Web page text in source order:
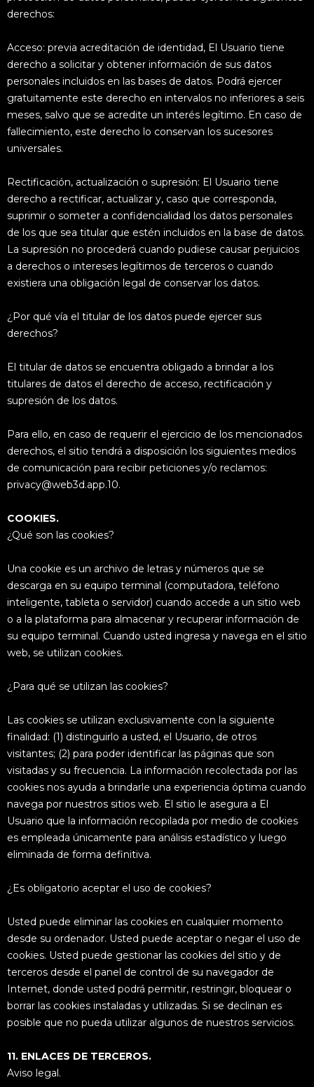
derechos:
Acceso: previa acreditación de identidad, El Usuario tiene
derecho a solicitar y obtener información de sus datos
personales incluidos en las bases de datos. Podrá ejercer
gratuitamente este derecho en intervalos no inferiores a seis
meses, salvo que se acredite un interés legítimo. En caso de
fallecimiento, este derecho lo conservan los sucesores
universales.
Rectificación, actualización o supresión: El Usuario tiene
derecho a rectificar, actualizar y, caso que corresponda,
suprimir o someter a confidencialidad los datos personales
de los que sea titular que estén incluidos en la base de datos.
La supresión no procederá cuando pudiese causar perjuicios
a derechos o intereses legítimos de terceros o cuando
existiera una obligación legal de conservar los datos.
¿Por qué vía el titular de los datos puede ejercer sus
derechos?
El titular de datos se encuentra obligado a brindar a los
titulares de datos el derecho de acceso, rectificación y
supresión de los datos.
Para ello, en caso de requerir el ejercicio de los mencionados
derechos, el sitio tendrá a disposición los siguientes medios
de comunicación para recibir peticiones y/o reclamos:
privacy@web3d.app.10.
COOKIES.
¿Qué son las cookies?
Una cookie es un archivo de letras y números que se
descarga en su equipo terminal (computadora, teléfono
inteligente, tableta o servidor) cuando accede a un sitio web
o a la plataforma para almacenar y recuperar información de
su equipo terminal. Cuando usted ingresa y navega en el sitio
web, se utilizan cookies.
¿Para qué se utilizan las cookies?
Las cookies se utilizan exclusivamente con la siguiente
finalidad: (1) distinguirlo a usted, el Usuario, de otros
visitantes; (2) para poder identificar las páginas que son
visitadas y su frecuencia. La información recolectada por las
cookies nos ayuda a brindarle una experiencia óptima cuando
navega por nuestros sitios web. El sitio le asegura a El
Usuario que la información recopilada por medio de cookies
es empleada únicamente para análisis estadístico y luego
eliminada de forma definitiva.
¿Es obligatorio aceptar el uso de cookies?
Usted puede eliminar las cookies en cualquier momento
desde su ordenador. Usted puede aceptar o negar el uso de
cookies. Usted puede gestionar las cookies del sitio y de
terceros desde el panel de control de su navegador de
Internet, donde usted podrá permitir, restringir, bloquear o
borrar las cookies instaladas y utilizadas. Si se declinan es
posible que no pueda utilizar algunos de nuestros servicios.
11. ENLACES DE TERCEROS.
Aviso legal.